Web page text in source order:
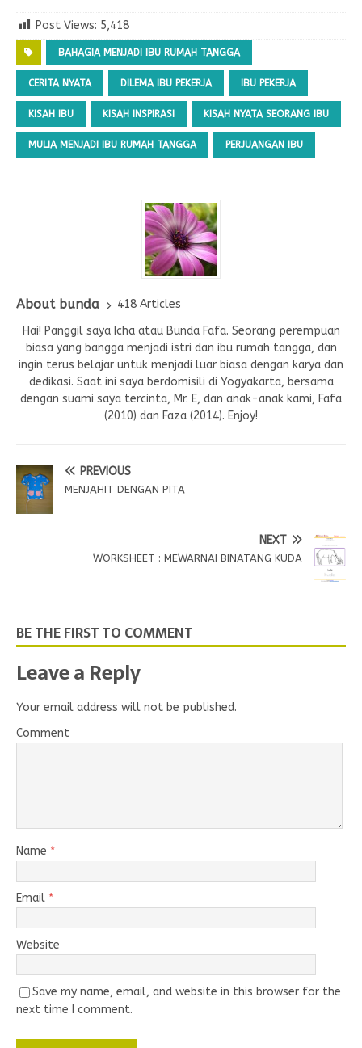
Post Views: 5,418
BAHAGIA MENJADI IBU RUMAH TANGGA
CERITA NYATA DILEMA IBU PEKERJA IBU PEKERJA
KISAH IBU KISAH INSPIRASI KISAH NYATA SEORANG IBU
MULIA MENJADI IBU RUMAH TANGGA PERJUANGAN IBU
About bunda
418 Articles
Hai! Panggil saya Icha atau Bunda Fafa. Seorang perempuan
biasa yang bangga menjadi istri dan ibu rumah tangga, dan
ingin terus belajar untuk menjadi luar biasa dengan karya dan
dedikasi. Saat ini saya berdomisili di Yogyakarta, bersama
dengan suami saya tercinta, Mr. E, dan anak-anak kami, Fafa
(2010) dan Faza (2014). Enjoy!
PREVIOUS
MENJAHIT DENGAN PITA
NEXT
WORKSHEET : MEWARNAI BINATANG KUDA
BE THE FIRST TO COMMENT
Leave a Reply
Your email address will not be published.
Comment
Name *
Email *
Website
Save my name, email, and website in this browser for the
next time I comment.